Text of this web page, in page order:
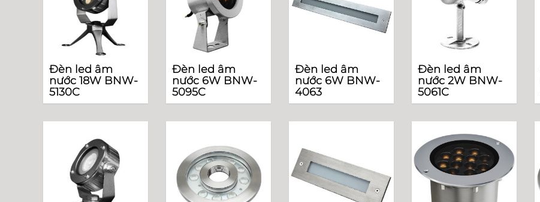
Đèn led âm
nước 18W BNW-
5130C
Đèn led âm
nước 6W BNW-
5095C
Đèn led âm
nước 6W BNW-
4063
Đèn led âm
nước 2W BNW-
5061C